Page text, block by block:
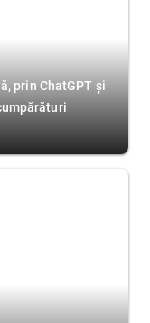
prin ChatGPT și